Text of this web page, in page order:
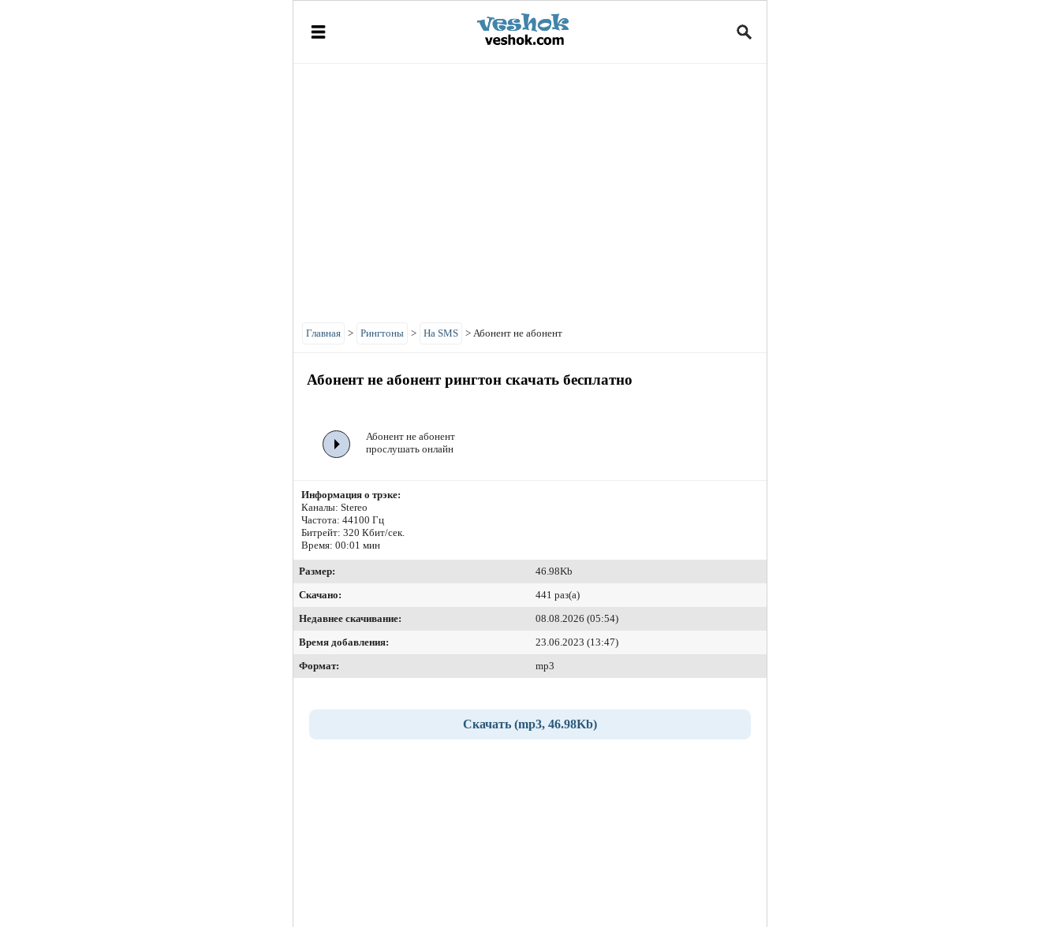
Главная > Рингтоны > На SMS > Абонент не абонент
Абонент не абонент рингтон скачать бесплатно
Абонент не абонент
прослушать онлайн
Информация о трэке:
Каналы: Stereo
Частота: 44100 Гц
Битрейт: 320 Кбит/сек.
Время: 00:01 мин
Размер:
46.98Kb
Скачано:
441 раз(а)
Недавнее скачивание:
08.08.2026 (05:54)
Время добавления:
23.06.2023 (13:47)
Формат:
mp3
Скачать (mp3, 46.98Kb)